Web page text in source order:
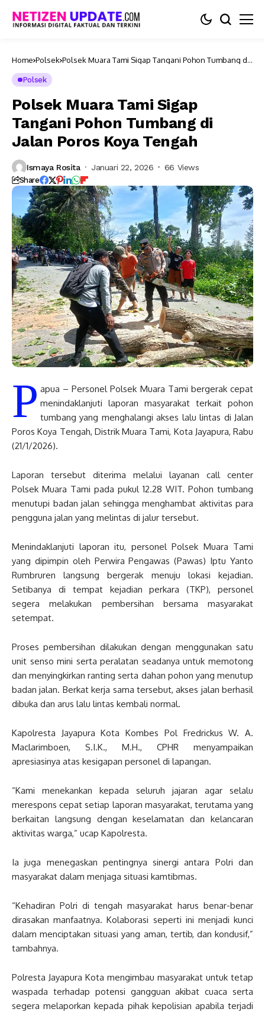
Home Polsek Polsek Muara Tami Sigap Tangani Pohon Tumbang di
Polsek
Polsek Muara Tami Sigap
Tangani Pohon Tumbang di
Jalan Poros Koya Tengah
Ismaya Rosita Januari 22, 2026 66 Views
Share
P apua – Personel Polsek Muara Tami bergerak cepat
menindaklanjuti laporan masyarakat terkait pohon
tumbang yang menghalangi akses lalu lintas di Jalan
Poros Koya Tengah, Distrik Muara Tami, Kota Jayapura, Rabu
(21/1/2026).
Laporan tersebut diterima melalui layanan call center
Polsek Muara Tami pada pukul 12.28 WIT. Pohon tumbang
menutupi badan jalan sehingga menghambat aktivitas para
pengguna jalan yang melintas di jalur tersebut.
Menindaklanjuti laporan itu, personel Polsek Muara Tami
yang dipimpin oleh Perwira Pengawas (Pawas) Iptu Yanto
Rumbruren langsung bergerak menuju lokasi kejadian.
Setibanya di tempat kejadian perkara (TKP), personel
segera melakukan pembersihan bersama masyarakat
setempat.
Proses pembersihan dilakukan dengan menggunakan satu
unit senso mini serta peralatan seadanya untuk memotong
dan menyingkirkan ranting serta dahan pohon yang menutup
badan jalan. Berkat kerja sama tersebut, akses jalan berhasil
dibuka dan arus lalu lintas kembali normal.
Kapolresta Jayapura Kota Kombes Pol Fredrickus W. A.
Maclarimboen, S.I.K., M.H., CPHR menyampaikan
apresiasinya atas kesigapan personel di lapangan.
“Kami menekankan kepada seluruh jajaran agar selalu
merespons cepat setiap laporan masyarakat, terutama yang
berkaitan langsung dengan keselamatan dan kelancaran
aktivitas warga,” ucap Kapolresta.
Ia juga menegaskan pentingnya sinergi antara Polri dan
masyarakat dalam menjaga situasi kamtibmas.
“Kehadiran Polri di tengah masyarakat harus benar-benar
dirasakan manfaatnya. Kolaborasi seperti ini menjadi kunci
dalam menciptakan situasi yang aman, tertib, dan kondusif,”
tambahnya.
Polresta Jayapura Kota mengimbau masyarakat untuk tetap
waspada terhadap potensi gangguan akibat cuaca serta
segera melaporkan kepada pihak kepolisian apabila terjadi